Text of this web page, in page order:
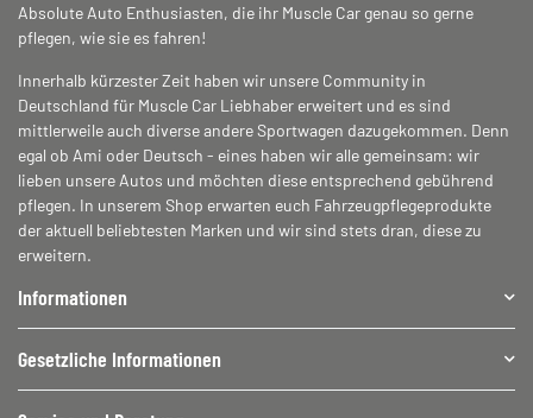
Absolute Auto Enthusiasten, die ihr Muscle Car genau so gerne
pflegen, wie sie es fahren!
Innerhalb kürzester Zeit haben wir unsere Community in
Deutschland für Muscle Car Liebhaber erweitert und es sind
mittlerweile auch diverse andere Sportwagen dazugekommen. Denn
egal ob Ami oder Deutsch - eines haben wir alle gemeinsam: wir
lieben unsere Autos und möchten diese entsprechend gebührend
pflegen. In unserem Shop erwarten euch Fahrzeugpflegeprodukte
der aktuell beliebtesten Marken und wir sind stets dran, diese zu
erweitern.
Informationen
Gesetzliche Informationen